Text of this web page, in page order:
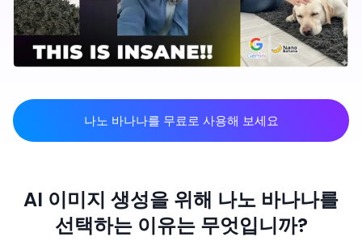
나노 바나나를 무료로 사용해 보세요
AI 이미지 생성을 위해 나노 바나나를
선택하는 이유는 무엇입니까?